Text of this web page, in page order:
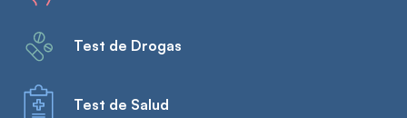
Test de Drogas
Test de Salud